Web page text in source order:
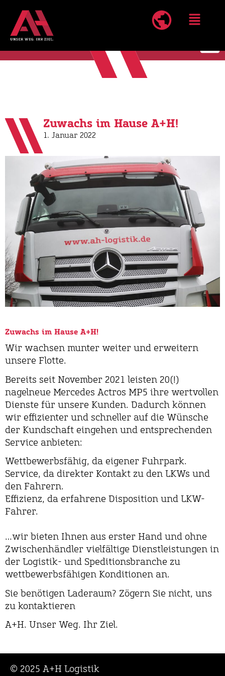
Zuwachs im Hause A+H!
1. Januar 2022
Zuwachs im Hause A+H!
Wir wachsen munter weiter und erweitern
unsere Flotte.
Bereits seit November 2021 leisten 20(!)
nagelneue Mercedes Actros MP5 ihre wertvollen
Dienste für unsere Kunden. Dadurch können
wir effizienter und schneller auf die Wünsche
der Kundschaft eingehen und entsprechenden
Service anbieten:
Wettbewerbsfähig, da eigener Fuhrpark.
Service, da direkter Kontakt zu den LKWs und
den Fahrern.
Effizienz, da erfahrene Disposition und LKW-
Fahrer.
…wir bieten Ihnen aus erster Hand und ohne
Zwischenhändler vielfältige Dienstleistungen in
der Logistik- und Speditionsbranche zu
wettbewerbsfähigen Konditionen an.
Sie benötigen Laderaum? Zögern Sie nicht, uns
zu kontaktieren
A+H. Unser Weg. Ihr Ziel.
© 2025 A+H Logistik